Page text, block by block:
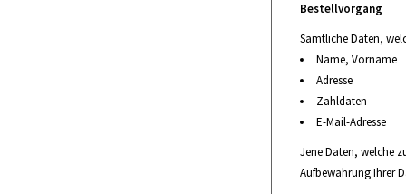
Bestellvorgang
Sämtliche Daten,
Name, Vorname
Adresse
Zahldaten
E-Mail-Adresse
Jene Daten, welche
Aufbewahrung Ihrer